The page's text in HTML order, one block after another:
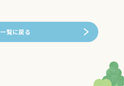
一覧に戻る